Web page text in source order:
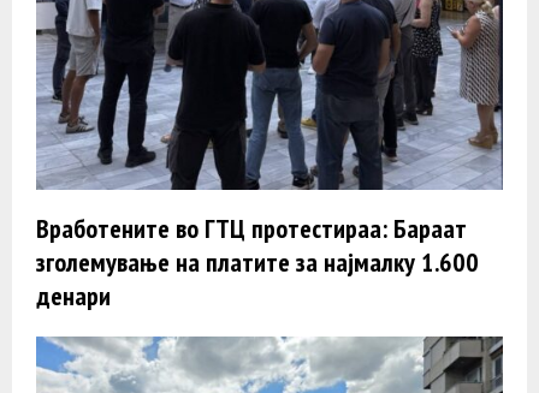
Вработените во ГТЦ протестираа: Бараат
зголемување на платите за најмалку 1.600
денари